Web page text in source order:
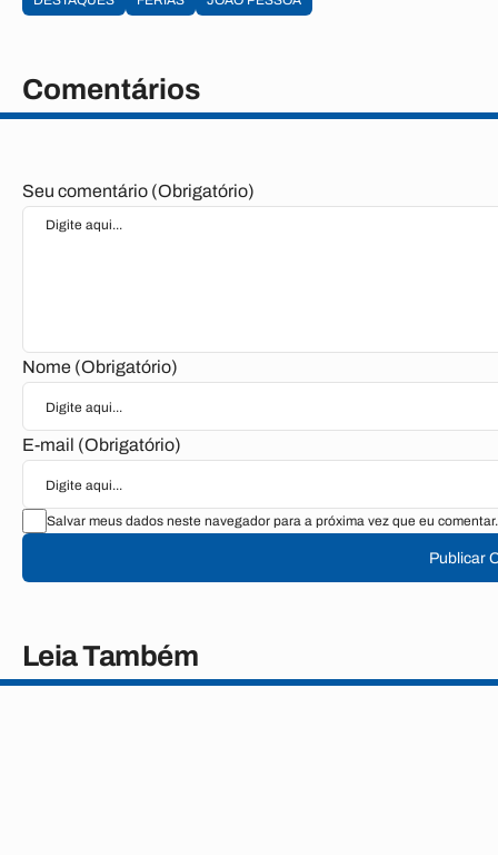
Comentários
Seu comentário (Obrigatório)
Nome (Obrigatório)
E-mail (Obrigatório)
Salvar meus dados neste navegador para a próxima vez que eu comentar.
Publicar
Leia Também